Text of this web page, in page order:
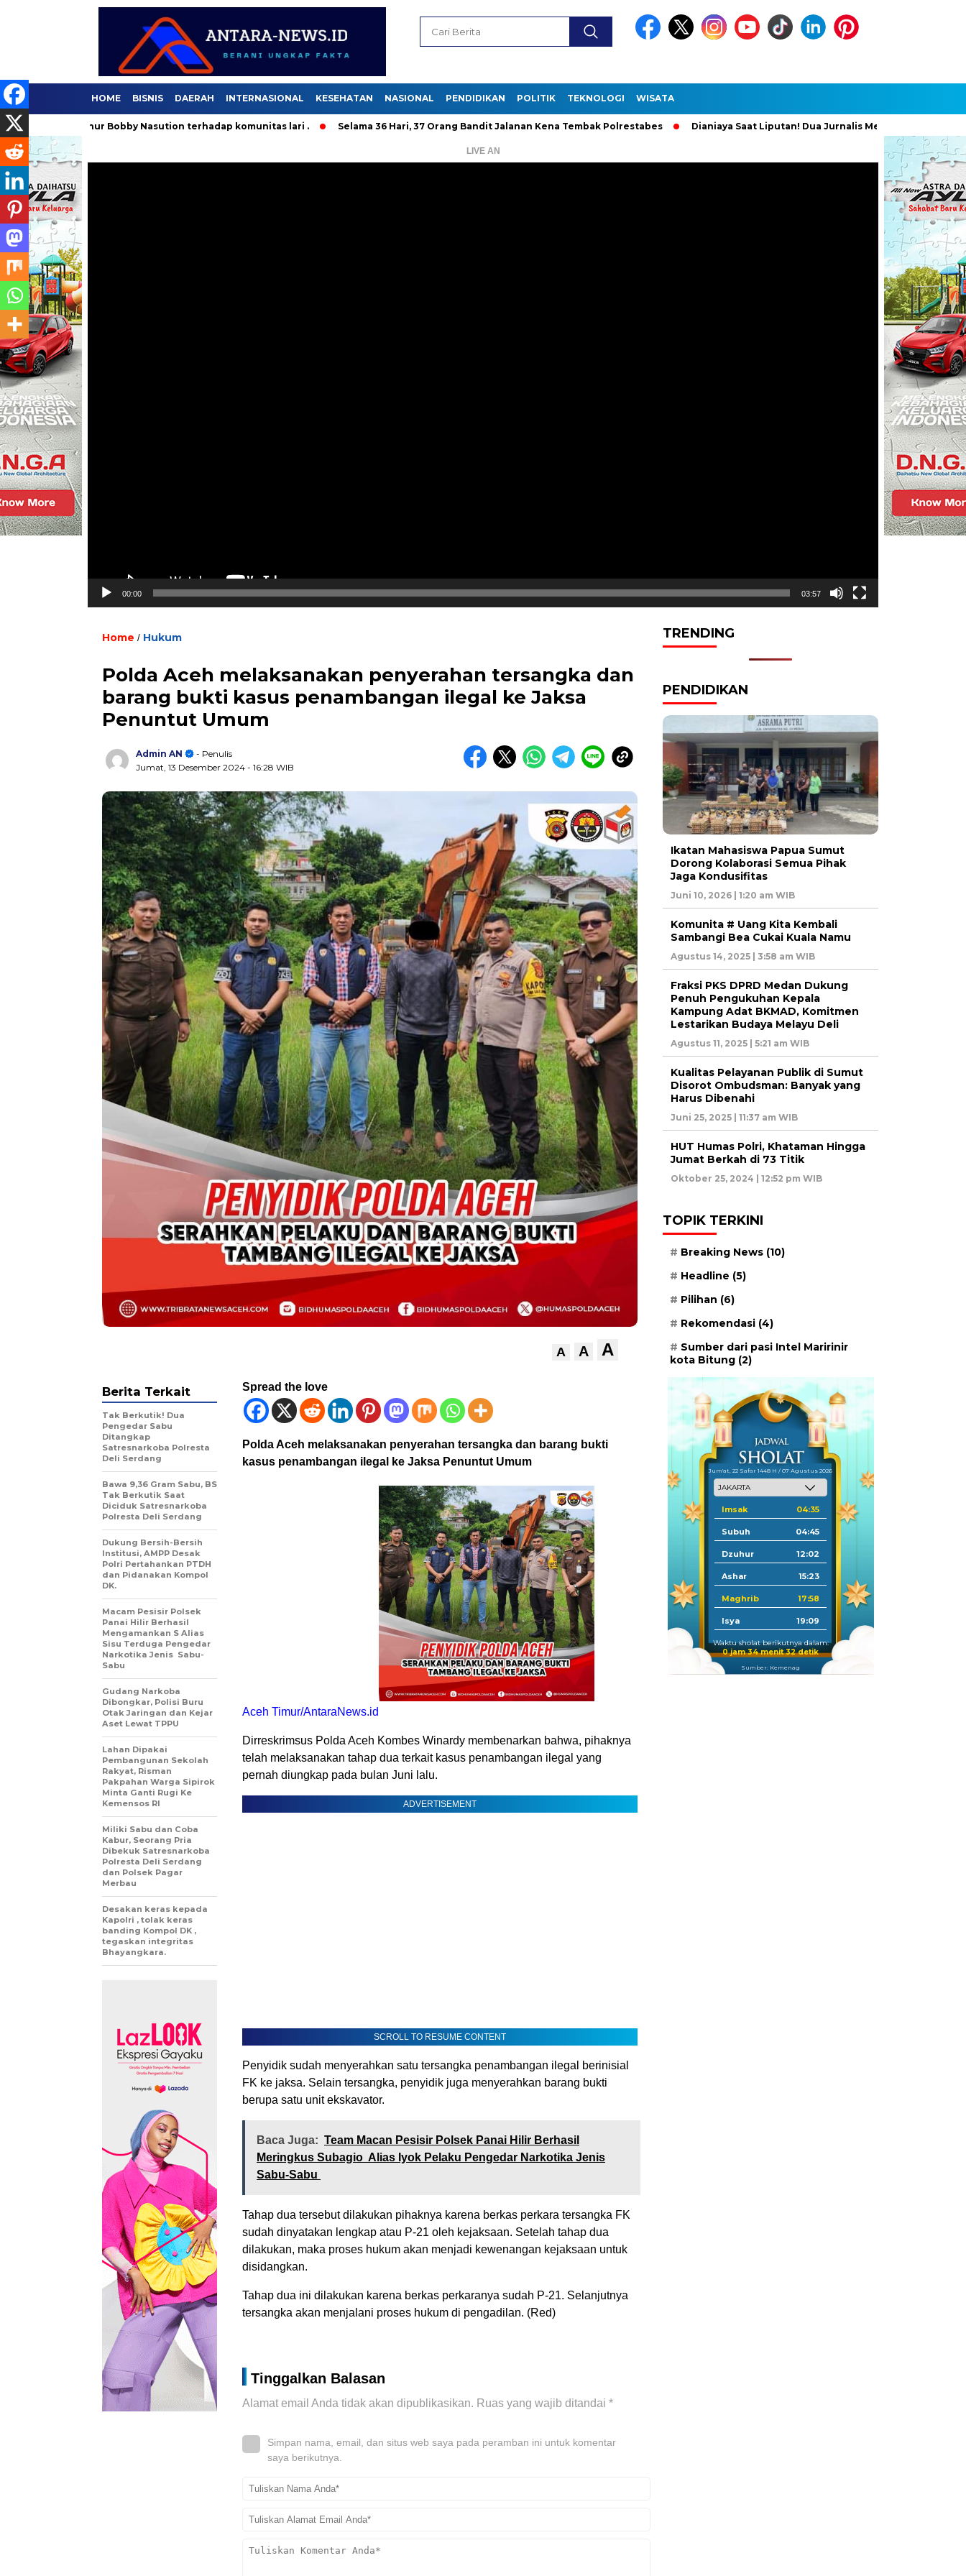
HOME BISNIS DAERAH INTERNASIONAL KESEHATAN NASIONAL PENDIDIKAN POLITIK TEKNOLOGI WISATA
Bobby Nasution terhadap komunitas lari . Selama 36 Hari, 37 Orang Bandit Jalanan Kena Tembak Polrestabes Dianiaya Saat Liputan! Dua Jurnalis Medan Diperiksa Polisi, Pelaku
LIVE AN
00:00 03:57
Home / Hukum
Polda Aceh melaksanakan penyerahan tersangka dan
barang bukti kasus penambangan ilegal ke Jaksa
Penuntut Umum
Admin AN
- Penulis
Jumat, 13 Desember 2024 - 16:28 WIB
A A A
Spread the love
Polda Aceh melaksanakan penyerahan tersangka dan barang bukti
kasus penambangan ilegal ke Jaksa Penuntut Umum
Aceh Timur/AntaraNews.id
Dirreskrimsus Polda Aceh Kombes Winardy membenarkan bahwa, pihaknya
telah melaksanakan tahap dua terkait kasus penambangan ilegal yang
pernah diungkap pada bulan Juni lalu.
ADVERTISEMENT
SCROLL TO RESUME CONTENT
Penyidik sudah menyerahkan satu tersangka penambangan ilegal berinisial
FK ke jaksa. Selain tersangka, penyidik juga menyerahkan barang bukti
berupa satu unit ekskavator.
Baca Juga: Team Macan Pesisir Polsek Panai Hilir Berhasil
Meringkus Subagio Alias Iyok Pelaku Pengedar Narkotika Jenis
Sabu-Sabu
Tahap dua tersebut dilakukan pihaknya karena berkas perkara tersangka FK
sudah dinyatakan lengkap atau P-21 oleh kejaksaan. Setelah tahap dua
dilakukan, maka proses hukum akan menjadi kewenangan kejaksaan untuk
disidangkan.
Tahap dua ini dilakukan karena berkas perkaranya sudah P-21. Selanjutnya
tersangka akan menjalani proses hukum di pengadilan. (Red)
Tinggalkan Balasan
Alamat email Anda tidak akan dipublikasikan. Ruas yang wajib ditandai *
Simpan nama, email, dan situs web saya pada peramban ini untuk komentar
saya berikutnya.
Berita Terkait
Tak Berkutik! Dua
Pengedar Sabu
Ditangkap
Satresnarkoba Polresta
Deli Serdang
Bawa 9,36 Gram Sabu, BS
Tak Berkutik Saat
Diciduk Satresnarkoba
Polresta Deli Serdang
Dukung Bersih-Bersih
Institusi, AMPP Desak
Polri Pertahankan PTDH
dan Pidanakan Kompol
DK.
Macam Pesisir Polsek
Panai Hilir Berhasil
Mengamankan S Alias
Sisu Terduga Pengedar
Narkotika Jenis Sabu-
Sabu
Gudang Narkoba
Dibongkar, Polisi Buru
Otak Jaringan dan Kejar
Aset Lewat TPPU
Lahan Dipakai
Pembangunan Sekolah
Rakyat, Risman
Pakpahan Warga Sipirok
Minta Ganti Rugi Ke
Kemensos RI
Miliki Sabu dan Coba
Kabur, Seorang Pria
Dibekuk Satresnarkoba
Polresta Deli Serdang
dan Polsek Pagar
Merbau
Desakan keras kepada
Kapolri , tolak keras
banding Kompol DK ,
tegaskan integritas
Bhayangkara.
TRENDING
PENDIDIKAN
Ikatan Mahasiswa Papua Sumut
Dorong Kolaborasi Semua Pihak
Jaga Kondusifitas
Juni 10, 2026 | 1:20 am WIB
Komunita # Uang Kita Kembali
Sambangi Bea Cukai Kuala Namu
Agustus 14, 2025 | 3:58 am WIB
Fraksi PKS DPRD Medan Dukung
Penuh Pengukuhan Kepala
Kampung Adat BKMAD, Komitmen
Lestarikan Budaya Melayu Deli
Agustus 11, 2025 | 5:21 am WIB
Kualitas Pelayanan Publik di Sumut
Disorot Ombudsman: Banyak yang
Harus Dibenahi
Juni 25, 2025 | 11:37 am WIB
HUT Humas Polri, Khataman Hingga
Jumat Berkah di 73 Titik
Oktober 25, 2024 | 12:52 pm WIB
TOPIK TERKINI
Breaking News (10)
Headline (5)
Pilihan (6)
Rekomendasi (4)
Sumber dari pasi Intel Maririnir
kota Bitung (2)
Jum'at, 22 Safar 1448 H / 07 Agustus 2026
Imsak 04:35
Subuh 04:45
Dzuhur 12:02
Ashar 15:23
Maghrib 17:58
Isya 19:09
Waktu sholat berikutnya dalam:
0 jam 34 menit 30 detik
Sumber: Kemenag